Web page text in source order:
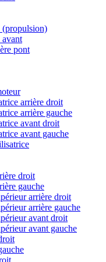
(propulsion)
avant
pont
arrière droit
arrière gauche
avant droit
avant gauche
droit
gauche
arrière droit
arrière gauche
avant droit
avant gauche